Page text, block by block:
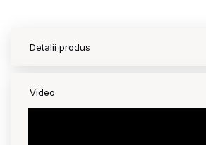
Detalii produs
Video